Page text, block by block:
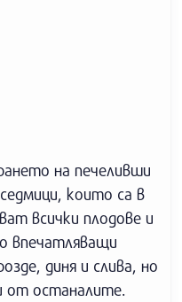
на печеливши
които са в
всички плодове и
впечатляващи
диня и слива, но
от останалите.